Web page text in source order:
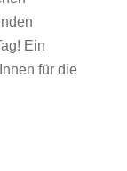
Ein
für die